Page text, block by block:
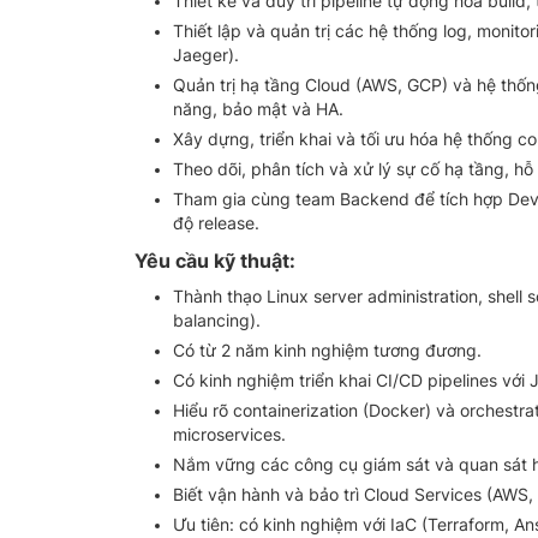
Thiết lập và quản trị các hệ thống log,
Jaeger).
Quản trị hạ tầng Cloud (AWS, GCP) và hệ
năng, bảo mật và HA.
Xây dựng, triển khai và tối ưu hóa hệ thống
Theo dõi, phân tích và xử lý sự cố hạ tầng,
Tham gia cùng team Backend để tích hợp
độ release.
Yêu cầu kỹ thuật:
Thành thạo Linux server administration, shell
balancing).
Có từ 2 năm kinh nghiệm tương đương.
Có kinh nghiệm triển khai CI/CD pipelines với
Hiểu rõ containerization (Docker) và
microservices.
Nắm vững các công cụ giám sát và quan sát
Biết vận hành và bảo trì Cloud Services
Ưu tiên: có kinh nghiệm với IaC (Terraform,